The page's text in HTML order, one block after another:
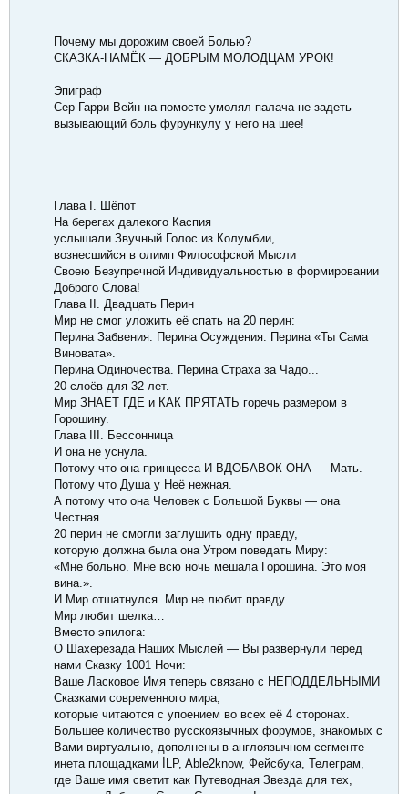
Почему мы дорожим своей Болью?
СКАЗКА-НАМЁК — ДОБРЫМ МОЛОДЦАМ УРОК!
Эпиграф
Сер Гарри Вейн на помосте умолял палача не задеть
вызывающий боль фурункулу у него на шее!
Глава I. Шёпот
На берегах далекого Каспия
услышали Звучный Голос из Колумбии,
вознесшийся в олимп Философской Мысли
Своею Безупречной Индивидуальностью в формировании
Доброго Слова!
Глава II. Двадцать Перин
Мир не смог уложить её спать на 20 перин:
Перина Забвения. Перина Осуждения. Перина «Ты Сама
Виновата».
Перина Одиночества. Перина Страха за Чадо...
20 слоёв для 32 лет.
Мир ЗНАЕТ ГДЕ и КАК ПРЯТАТЬ горечь размером в
Горошину.
Глава III. Бессонница
И она не уснула.
Потому что она принцесса И ВДОБАВОК ОНА — Мать.
Потому что Душа у Неё нежная.
А потому что она Человек с Большой Буквы — она
Честная.
20 перин не смогли заглушить одну правду,
которую должна была она Утром поведать Миру:
«Мне больно. Мне всю ночь мешала Горошина. Это моя
вина.».
И Мир отшатнулся. Мир не любит правду.
Мир любит шелка…
Вместо эпилога:
О Шахерезада Наших Мыслей — Вы развернули перед
нами Сказку 1001 Ночи:
Ваше Ласковое Имя теперь связано с НЕПОДДЕЛЬНЫМИ
Сказками современного мира,
которые читаются с упоением во всех её 4 сторонах.
Большее количество русскоязычных форумов, знакомых с
Вами виртуально, дополнены в англоязычном сегменте
инета площадками İLP, Able2know, Фейсбука, Телеграм,
где Ваше имя светит как Путеводная Звезда для тех,